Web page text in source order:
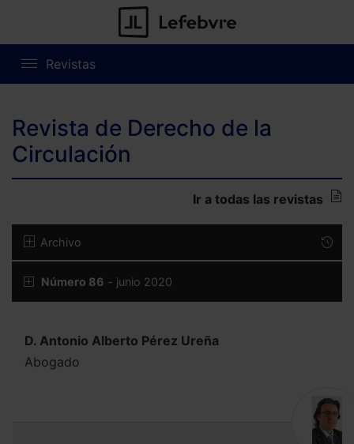
Revistas
Revista de Derecho de la
Circulación
Ir a todas las revistas
Archivo
Número 86 - junio 2020
D. Antonio Alberto Pérez Ureña
Abogado